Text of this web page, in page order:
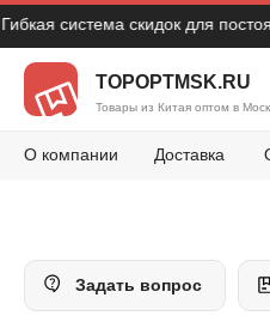
система скидок для
TOPOPTMSK.RU
Товары из Китая оптом в
О компании Доставка
Задать вопрос